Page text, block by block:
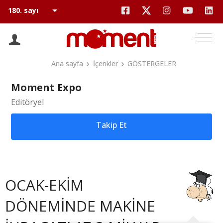
Ana sayfa İçerikler GÖSTERGELER
Moment Expo
Editöryel
Takip Et
OCAK-EKİM
DÖNEMİNDE MAKİNE